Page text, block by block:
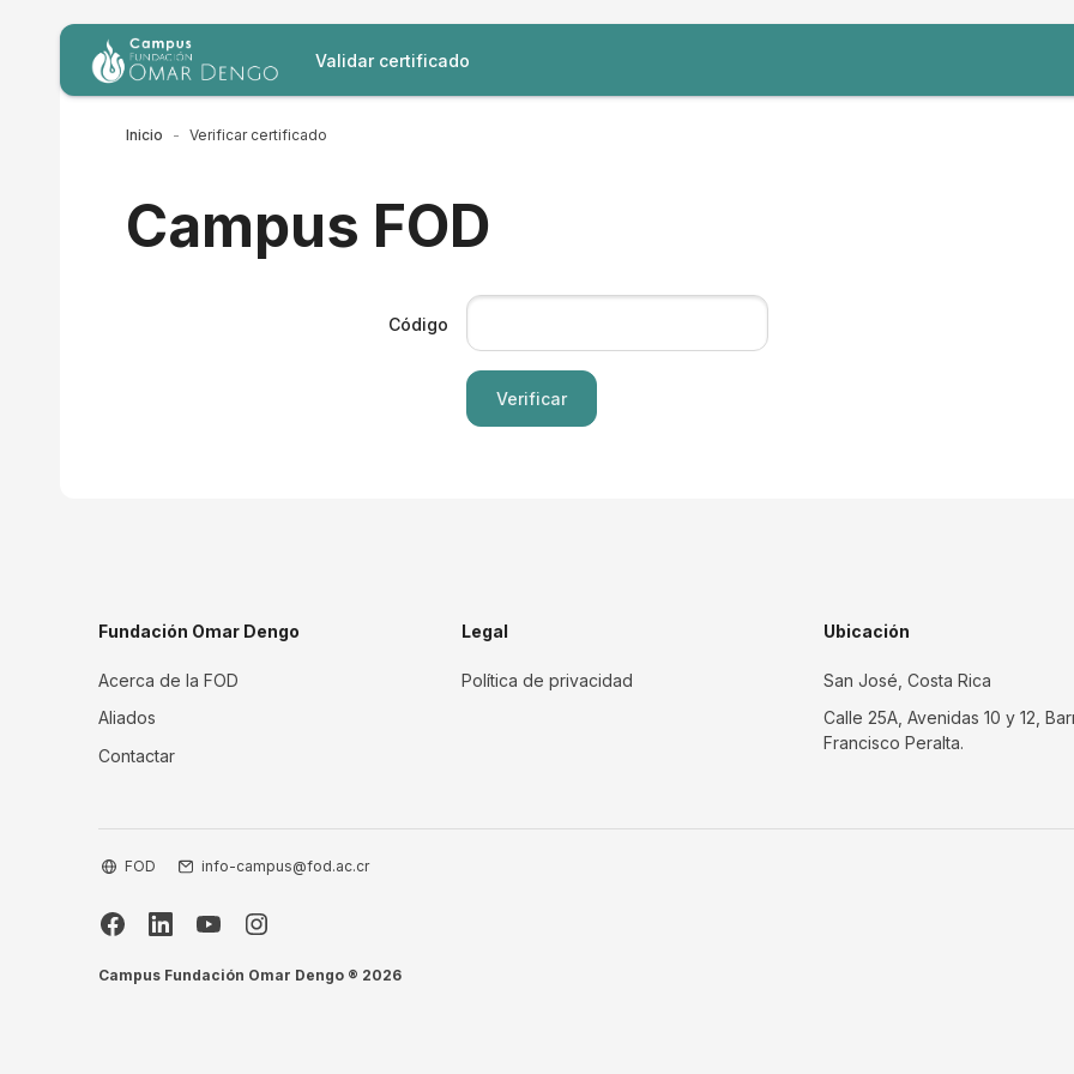
Saltar al contenido principal
Validar certificado
Inicio Verificar certificado
Campus FOD
Código
Fundación Omar Dengo
Acerca de la FOD
Aliados
Contactar
Legal
Política de privacidad
Ubicación
San José, Costa Rica
Calle 25A, Avenidas 10 y 12,
Francisco Peralta.
FOD info-campus@fod.ac.cr
Campus Fundación Omar Dengo ® 2026